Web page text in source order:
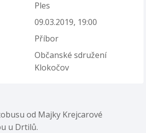
Ples
09.03.2019, 19:00
Příbor
Občanské sdružení
Klokočov
od Majky Krejcarové
u Drtilů.